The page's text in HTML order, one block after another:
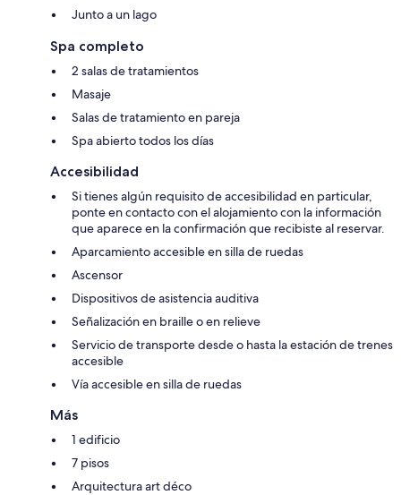
Junto a un lago
Spa completo
2 salas de tratamientos
Masaje
Salas de tratamiento en pareja
Spa abierto todos los días
Accesibilidad
Si tienes algún requisito de accesibilidad en particular,
ponte en contacto con el alojamiento con la información
que aparece en la confirmación que recibiste al reservar.
Aparcamiento accesible en silla de ruedas
Ascensor
Dispositivos de asistencia auditiva
Señalización en braille o en relieve
Servicio de transporte desde o hasta la estación de trenes
accesible
Vía accesible en silla de ruedas
Más
1 edificio
7 pisos
Arquitectura art déco